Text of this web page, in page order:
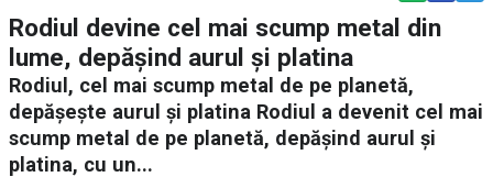
Rodiul devine cel mai scump metal din
lume, depășind aurul și platina
Rodiul, cel mai scump metal de pe planetă,
depășește aurul și platina Rodiul a devenit cel mai
scump metal de pe planetă, depășind aurul și
platina, cu un...